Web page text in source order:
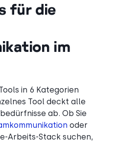
für die
im
in 6 Kategorien
Tool deckt alle
ab. Ob Sie
oder
Arbeits-Stack suchen,